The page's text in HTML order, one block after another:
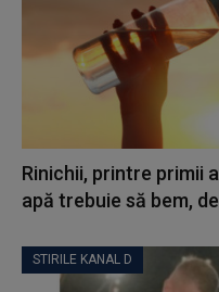
Rinichii, printre primii
apă trebuie să bem,
STIRILE KANAL D